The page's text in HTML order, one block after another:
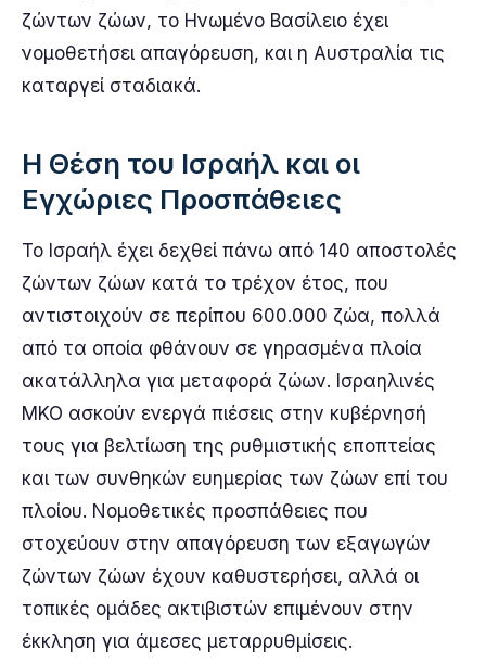
ζώντων ζώων, το Ηνωμένο Βασίλειο έχει
νομοθετήσει απαγόρευση, και η Αυστραλία τις
καταργεί σταδιακά.
Η Θέση του Ισραήλ και οι
Εγχώριες Προσπάθειες
Το Ισραήλ έχει δεχθεί πάνω από 140 αποστολές
ζώντων ζώων κατά το τρέχον έτος, που
αντιστοιχούν σε περίπου 600.000 ζώα, πολλά
από τα οποία φθάνουν σε γηρασμένα πλοία
ακατάλληλα για μεταφορά ζώων. Ισραηλινές
ΜΚΟ ασκούν ενεργά πιέσεις στην κυβέρνησή
τους για βελτίωση της ρυθμιστικής εποπτείας
και των συνθηκών ευημερίας των ζώων επί του
πλοίου. Νομοθετικές προσπάθειες που
στοχεύουν στην απαγόρευση των εξαγωγών
ζώντων ζώων έχουν καθυστερήσει, αλλά οι
τοπικές ομάδες ακτιβιστών επιμένουν στην
έκκληση για άμεσες μεταρρυθμίσεις.